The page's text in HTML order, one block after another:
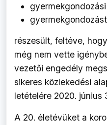
részesült, feltéve,
még nem vette
vezetői engedély
sikeres közlekedési
letételére 2020. június
A 20. életévüket a